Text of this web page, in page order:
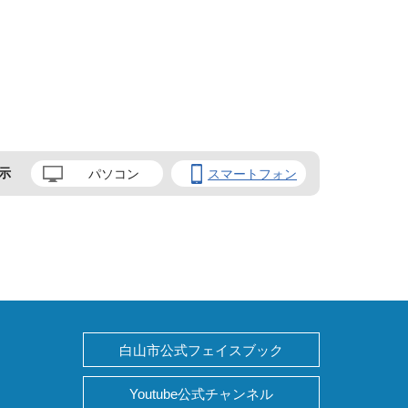
パソコン スマートフォン
白山市公式フェイスブック
Youtube公式チャンネル